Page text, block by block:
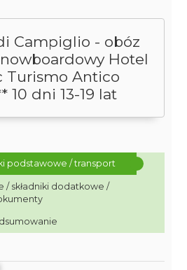
Campiglio - obóz
Hotel
Turismo Antico
10 dni 13-19 lat
podstawowe / transport
/ składniki dodatkowe /